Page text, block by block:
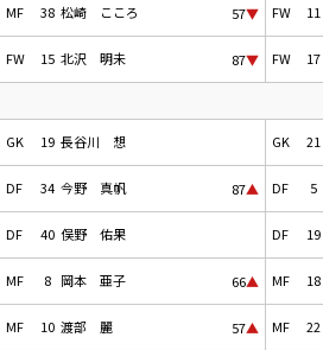
MF 38 松崎 こころ 57▼
FW 15 北沢 明未 87▼
GK 19 長谷川 想
DF 34 今野 真帆 87▲
DF 40 俣野 佑果
MF 8 岡本 亜子 66▲
MF 10 渡部 麗 57▲
FW 11
FW 17
GK 21
DF 5
DF 19
MF 18
MF 22